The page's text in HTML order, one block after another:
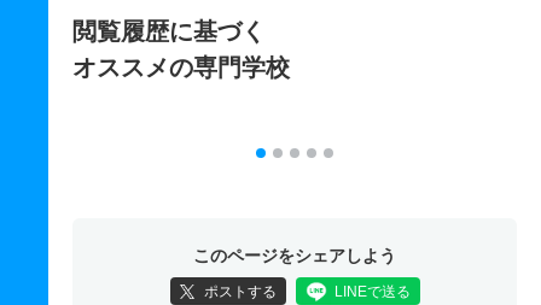
閲覧履歴に基づく
オススメの専門学校
このページをシェアしよう
ポストする LINEで送る